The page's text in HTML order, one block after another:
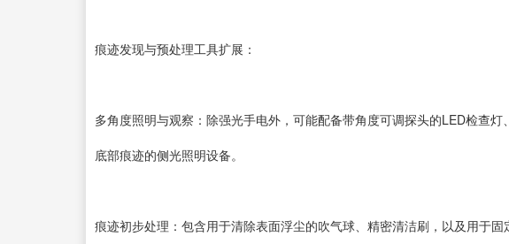
痕迹发现与预处理工具扩展：
多角度照明与观察：除强光手电外，可能配备带角度可调探头的LED检查
底部痕迹的侧光照明设备。
痕迹初步处理：包含用于清除表面浮尘的吹气球、精密清洁刷，以及用于固